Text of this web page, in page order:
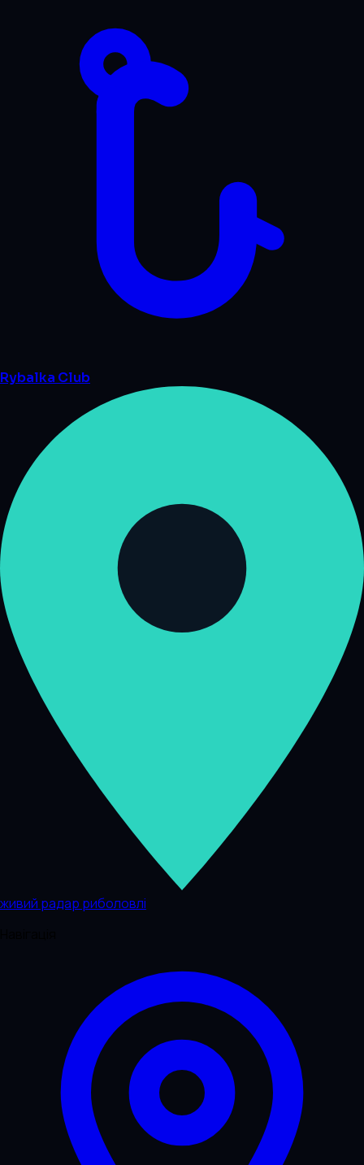
Rybalka Club
живий радар риболовлі